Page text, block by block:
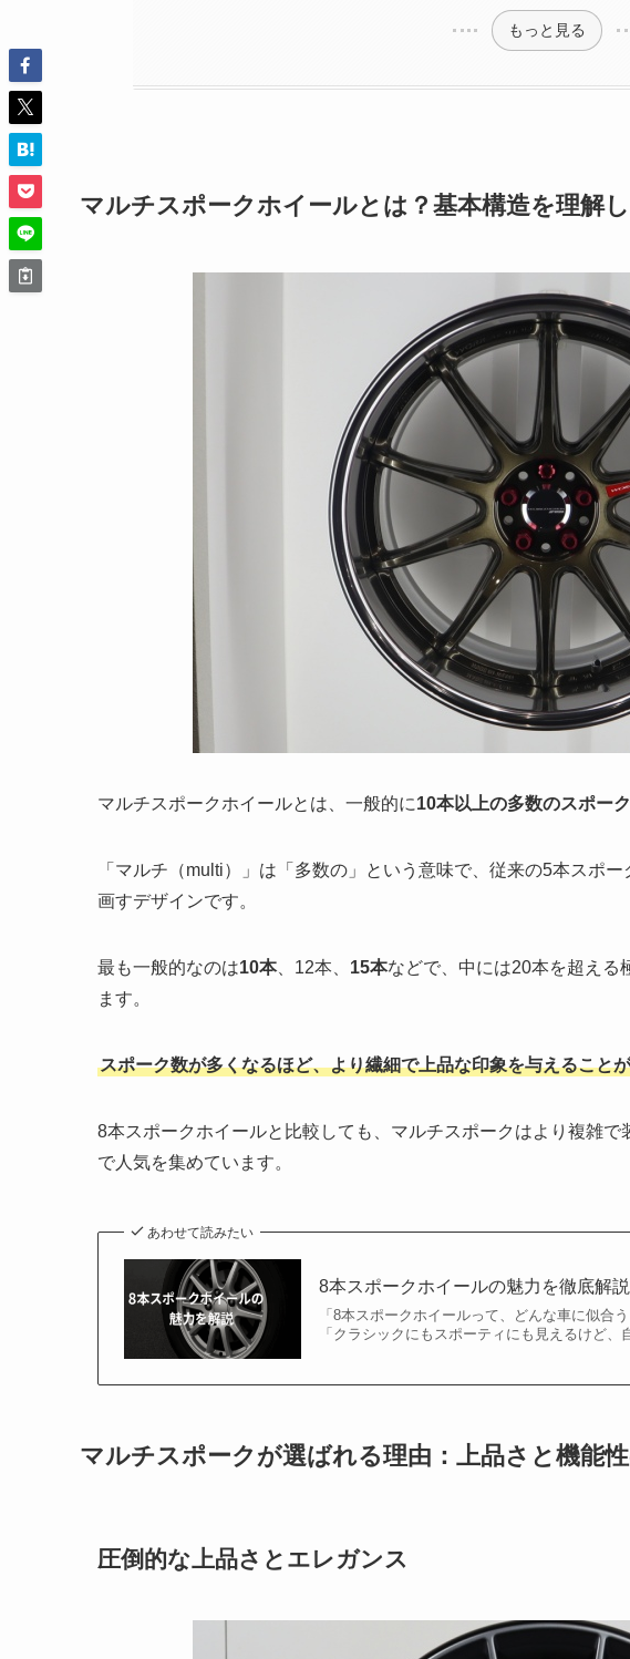
もっと見る
マルチスポークホイールとは？基本構造を理解
マルチスポークホイールとは、一般的に10本以上の多数のスポー
「マルチ（multi）」は「多数の」という意味で、従来の5本スポ
画すデザインです。
最も一般的なのは10本、12本、 15本などで、中には20本を超える
ます。
スポーク数が多くなるほど、より繊細で上品な印象を与えること
8本スポークホイールと比較しても、マルチスポークはより複雑
で人気を集めています。
あわせて読みたい
8本スポークホイールの魅力を徹底解
「8本スポークホイールって、どんな車に似合
「クラシックにもスポーティにも見えるけど
マルチスポークが選ばれる理由：上品さと機能
圧倒的な上品さとエレガンス